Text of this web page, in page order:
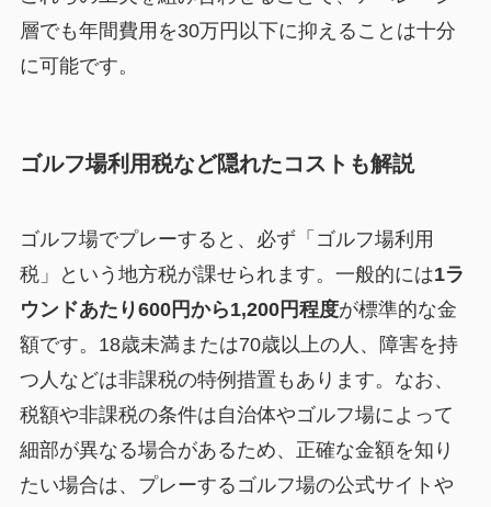
層でも年間費用を30万円以下に抑えることは十分
に可能です。
ゴルフ場利用税など隠れたコストも解説
ゴルフ場でプレーすると、必ず「ゴルフ場利用
税」という地方税が課せられます。一般的には1ラ
ウンドあたり600円から1,200円程度が標準的な金
額です。18歳未満または70歳以上の人、障害を持
つ人などは非課税の特例措置もあります。なお、
税額や非課税の条件は自治体やゴルフ場によって
細部が異なる場合があるため、正確な金額を知り
たい場合は、プレーするゴルフ場の公式サイトや